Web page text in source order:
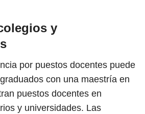
y
por puestos docentes puede
con una maestría en
puestos docentes en
y universidades. Las